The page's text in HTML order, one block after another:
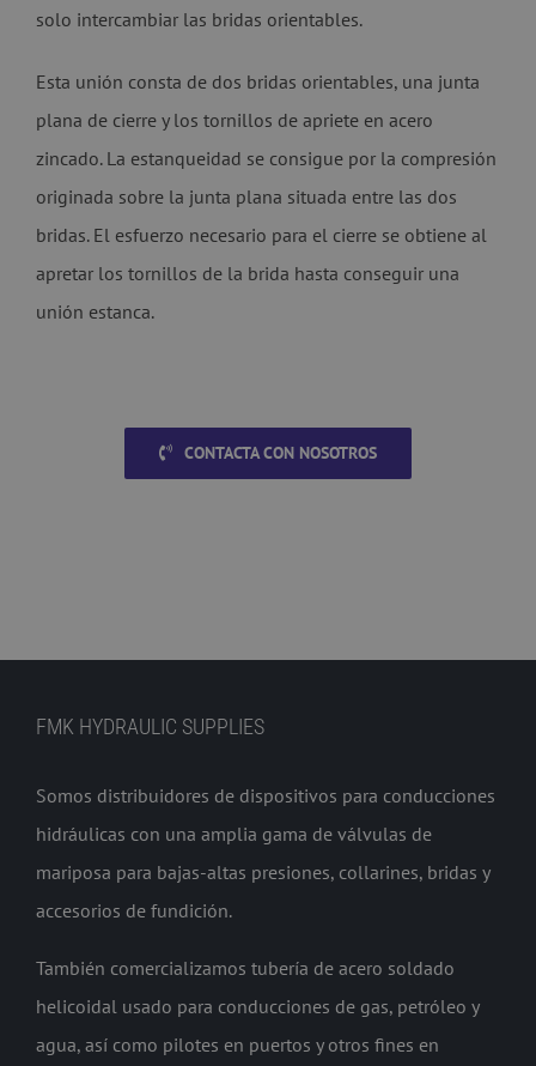
solo intercambiar las bridas orientables.
Esta unión consta de dos bridas orientables, una junta
plana de cierre y los tornillos de apriete en acero
zincado. La estanqueidad se consigue por la compresión
originada sobre la junta plana situada entre las dos
bridas. El esfuerzo necesario para el cierre se obtiene al
apretar los tornillos de la brida hasta conseguir una
unión estanca.
CONTACTA CON NOSOTROS
FMK HYDRAULIC SUPPLIES
Somos distribuidores de dispositivos para conducciones
hidráulicas con una amplia gama de válvulas de
mariposa para bajas-altas presiones, collarines, bridas y
accesorios de fundición.
También comercializamos tubería de acero soldado
helicoidal usado para conducciones de gas, petróleo y
agua, así como pilotes en puertos y otros fines en